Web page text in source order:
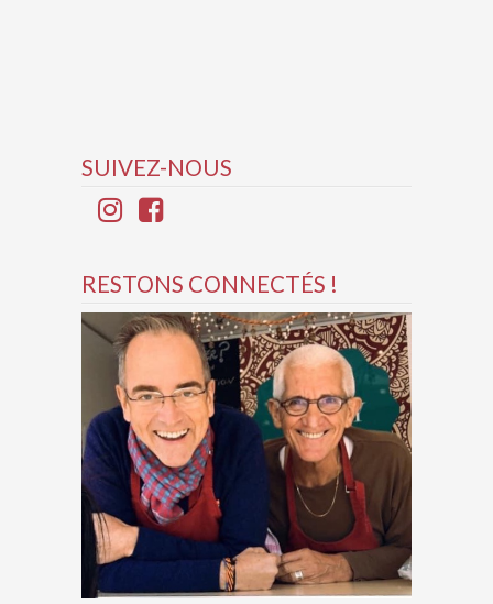
SUIVEZ-NOUS
RESTONS CONNECTÉS !